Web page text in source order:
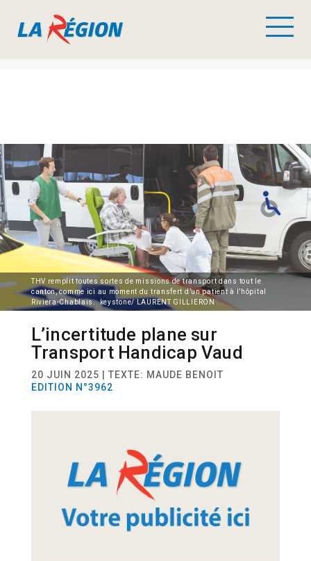
ACTUALITÉ
THV remplit toutes sortes de missions de transport dans tout le
canton, comme ici au moment du transfert d’un patient à l’hôpital
Riviera-Chablais. keystone/ LAURENT GILLIERON
L’incertitude plane sur
Transport Handicap Vaud
20 JUIN 2025 | TEXTE: MAUDE BENOIT
EDITION N°3962